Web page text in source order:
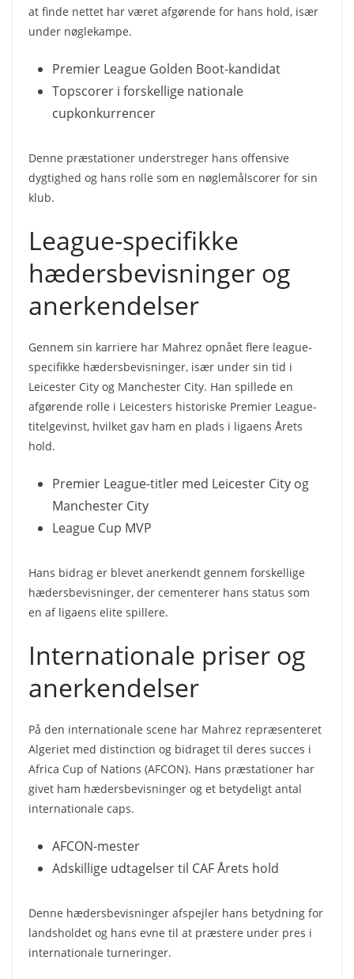
at finde nettet har været afgørende for hans hold, især
under nøglekampe.
Premier League Golden Boot-kandidat
Topscorer i forskellige nationale
cupkonkurrencer
Denne præstationer understreger hans offensive
dygtighed og hans rolle som en nøglemålscorer for sin
klub.
League-specifikke
hædersbevisninger og
anerkendelser
Gennem sin karriere har Mahrez opnået flere league-
specifikke hædersbevisninger, især under sin tid i
Leicester City og Manchester City. Han spillede en
afgørende rolle i Leicesters historiske Premier League-
titelgevinst, hvilket gav ham en plads i ligaens Årets
hold.
Premier League-titler med Leicester City og
Manchester City
League Cup MVP
Hans bidrag er blevet anerkendt gennem forskellige
hædersbevisninger, der cementerer hans status som
en af ligaens elite spillere.
Internationale priser og
anerkendelser
På den internationale scene har Mahrez repræsenteret
Algeriet med distinction og bidraget til deres succes i
Africa Cup of Nations (AFCON). Hans præstationer har
givet ham hædersbevisninger og et betydeligt antal
internationale caps.
AFCON-mester
Adskillige udtagelser til CAF Årets hold
Denne hædersbevisninger afspejler hans betydning for
landsholdet og hans evne til at præstere under pres i
internationale turneringer.